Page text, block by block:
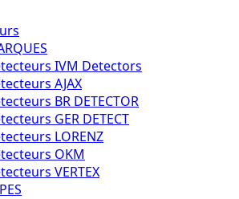
IVM Detectors
AJAX
BR DETECTOR
GER DETECT
LORENZ
OKM
VERTEX